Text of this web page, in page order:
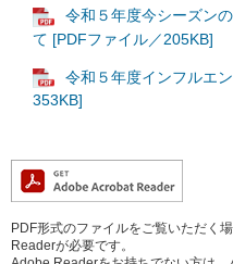
令和５年度今シーズン
て [PDFファイル／205KB]
令和５年度インフルエ
353KB]
PDF形式のファイルをご覧いただく
Readerが必要です。